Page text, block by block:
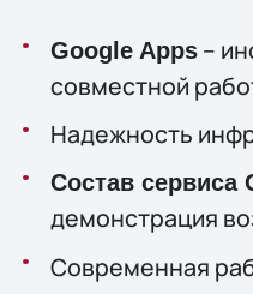
Google Apps–
совместной
Надежность
Состав сервиса
демонстрация
Современная